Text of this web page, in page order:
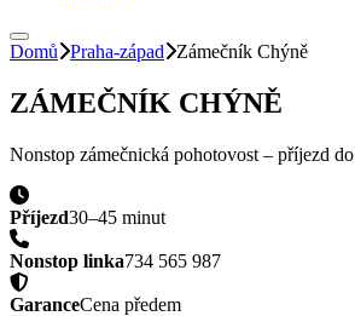
Domů Praha-západ Zámečník Chýně
ZÁMEČNÍK CHÝNĚ
Nonstop zámečnická pohotovost – příjezd do
Příjezd30–45 minut
Nonstop linka734 565 987
GaranceCena předem